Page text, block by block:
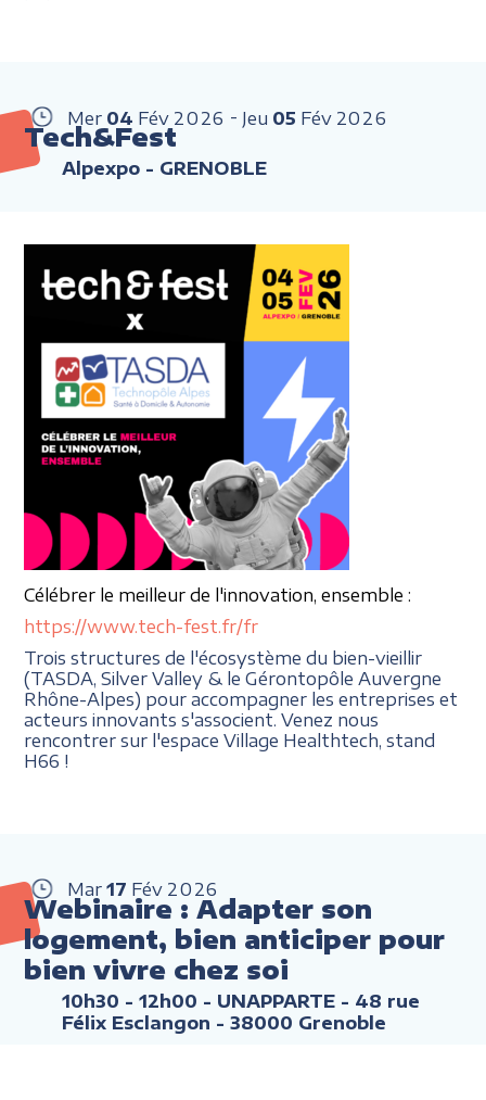
Mer 04 Fév 2026 Jeu 05 Fév 2026
Tech&Fest
Alpexpo - GRENOBLE
Célébrer le meilleurde l'innovation, ensemble :
https://www.tech-fest.fr/fr
Trois structures de l'écosystème du bien-vieillir
(TASDA, Silver Valley & le Gérontopôle Auvergne
Rhône-Alpes) pour accompagner les entreprises et
acteurs innovants s'associent. Venez nous
rencontrer sur l'espace Village Healthtech, stand
H66 !
Mar 17 Fév 2026
Webinaire : Adapter son
logement, bien anticiper pour
bien vivre chez soi
10h30 - 12h00 - UNAPPARTE - 48 rue
Félix Esclangon - 38000 Grenoble